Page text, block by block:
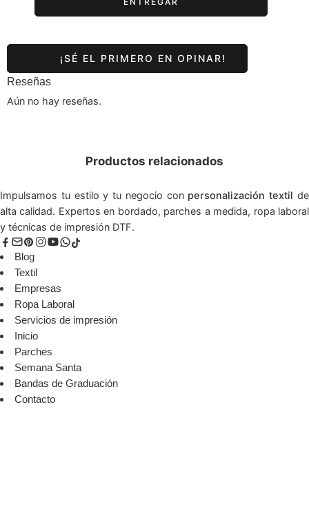
Reseñas
Aún no hay reseñas.
Productos relacionados
Impulsamos tu estilo y tu negocio con personalización textil de
alta calidad. Expertos en bordado, parches a medida, ropa laboral
y técnicas de impresión DTF.
Blog
Textil
Empresas
Ropa Laboral
Servicios de impresión
Inicio
Parches
Semana Santa
Bandas de Graduación
Contacto